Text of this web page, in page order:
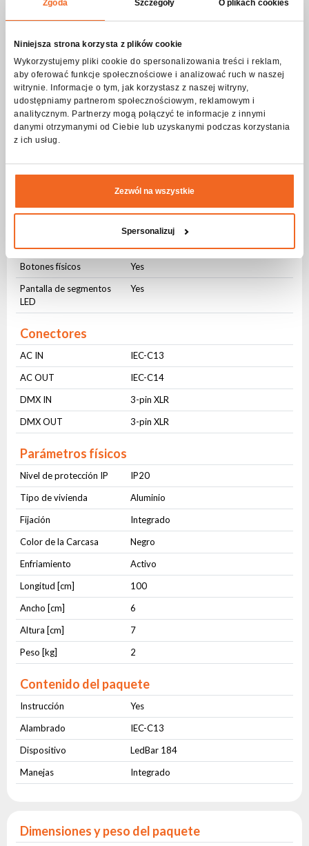
Zgoda Szczegóły O plikach cookies
Niniejsza strona korzysta z plików cookie
Wykorzystujemy pliki cookie do spersonalizowania treści i reklam,
aby oferować funkcje społecznościowe i analizować ruch w naszej
witrynie. Informacje o tym, jak korzystasz z naszej witryny,
udostępniamy partnerom społecznościowym, reklamowym i
analitycznym. Partnerzy mogą połączyć te informacje z innymi
danymi otrzymanymi od Ciebie lub uzyskanymi podczas korzystania
z ich usług.
Zezwól na wszystkie
Spersonalizuj
DMX control
Número de modos
2
Número de canales
9-94
Modos de operacion
DMX512
Yes
Master-slave
Yes
Interfaz de usuario
Botones físicos
Yes
Pantalla de segmentos
LED
Yes
Conectores
AC IN
IEC-C13
AC OUT
IEC-C14
DMX IN
3-pin XLR
DMX OUT
3-pin XLR
Parámetros físicos
Nivel de protección IP
IP20
Tipo de vivienda
Aluminio
Fijación
Integrado
Color de la Carcasa
Negro
Enfriamiento
Activo
Longitud [cm]
100
Ancho [cm]
6
Altura [cm]
7
Peso [kg]
2
Contenido del paquete
Instrucción
Yes
Alambrado
IEC-C13
Dispositivo
LedBar 184
Manejas
Integrado
Dimensiones y peso del paquete